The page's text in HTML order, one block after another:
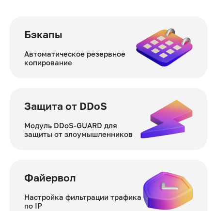
Бэкапы
Автоматическое резервное
копирование
Защита от DDoS
Модуль DDoS-GUARD для
защиты от злоумышленников
Файервол
Настройка фильтрации трафика
по IP